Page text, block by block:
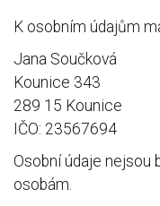
K osobním údajům
Jana Součková
Kounice 343
289 15 Kounice
IČO: 23567694
Osobní údaje nejsou
osobám.